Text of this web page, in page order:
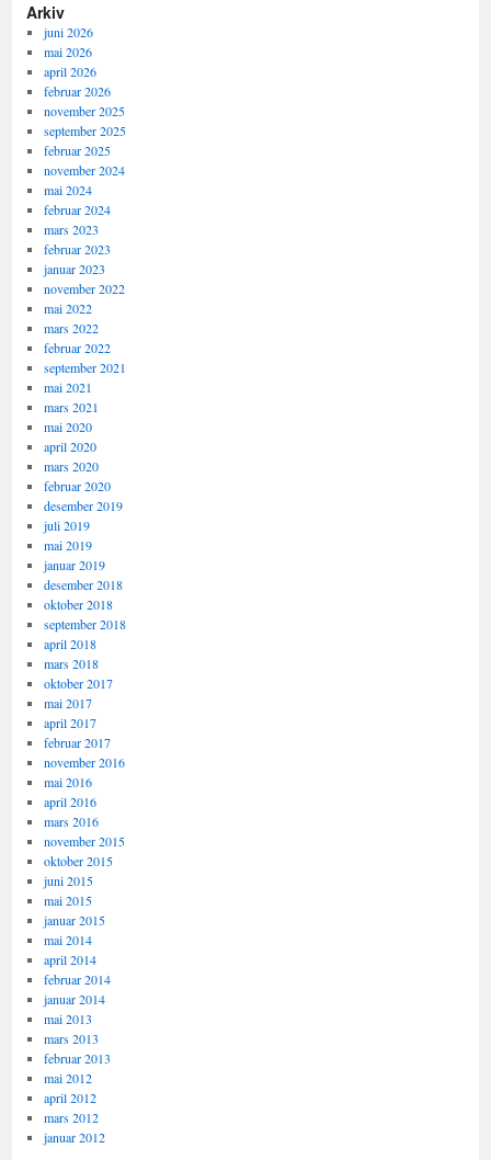
Arkiv
juni 2026
mai 2026
april 2026
februar 2026
november 2025
september 2025
februar 2025
november 2024
mai 2024
februar 2024
mars 2023
februar 2023
januar 2023
november 2022
mai 2022
mars 2022
februar 2022
september 2021
mai 2021
mars 2021
mai 2020
april 2020
mars 2020
februar 2020
desember 2019
juli 2019
mai 2019
januar 2019
desember 2018
oktober 2018
september 2018
april 2018
mars 2018
oktober 2017
mai 2017
april 2017
februar 2017
november 2016
mai 2016
april 2016
mars 2016
november 2015
oktober 2015
juni 2015
mai 2015
januar 2015
mai 2014
april 2014
februar 2014
januar 2014
mai 2013
mars 2013
februar 2013
mai 2012
april 2012
mars 2012
januar 2012